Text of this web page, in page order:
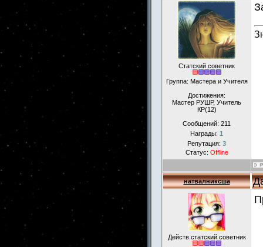
Статский советник
Группа: Мастера и Учителя
Достижения:
Мастер РУШР, Учитель
КР(12)
Сообщений: 211
Награды: 1
Репутация: 3
Статус: Offline
натвалниксша
Действ.статский советник